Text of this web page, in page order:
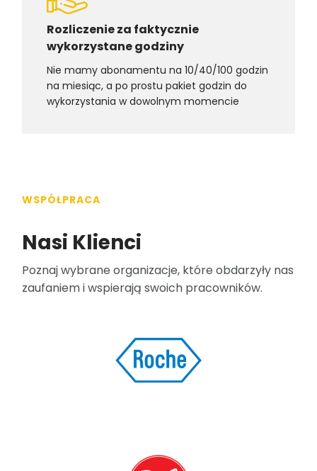
Rozliczenie za faktycznie
wykorzystane godziny
Nie mamy abonamentu na 10/40/100 godzin
na miesiąc, a po prostu pakiet godzin do
wykorzystania w dowolnym momencie
WSPÓŁPRACA
Nasi Klienci
Poznaj wybrane organizacje, które obdarzyły nas
zaufaniem i wspierają swoich pracowników.